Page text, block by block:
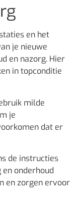
en het
je nieuwe
en nazorg. Hier
in topconditie
milde
je
dat er
de instructies
onderhoud
en zorgen ervoor